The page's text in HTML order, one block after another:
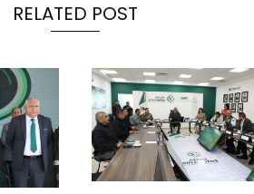
RELATED POST